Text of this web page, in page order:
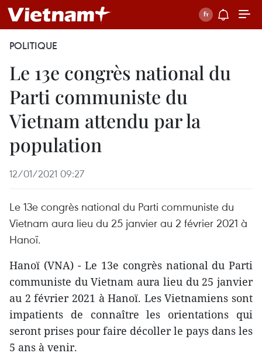
POLITIQUE
Le 13e congrès national du
Parti communiste du
Vietnam attendu par la
population
12/01/2021 09:27
Le 13e congrès national du Parti communiste du
Vietnam aura lieu du 25 janvier au 2 février 2021 à
Hanoï.
Hanoï (VNA) - Le 13e congrès national du Parti
communiste du Vietnam aura lieu du 25 janvier
au 2 février 2021 à Hanoï. Les Vietnamiens sont
impatients de connaître les orientations qui
seront prises pour faire décoller le pays dans les
5 ans à venir.